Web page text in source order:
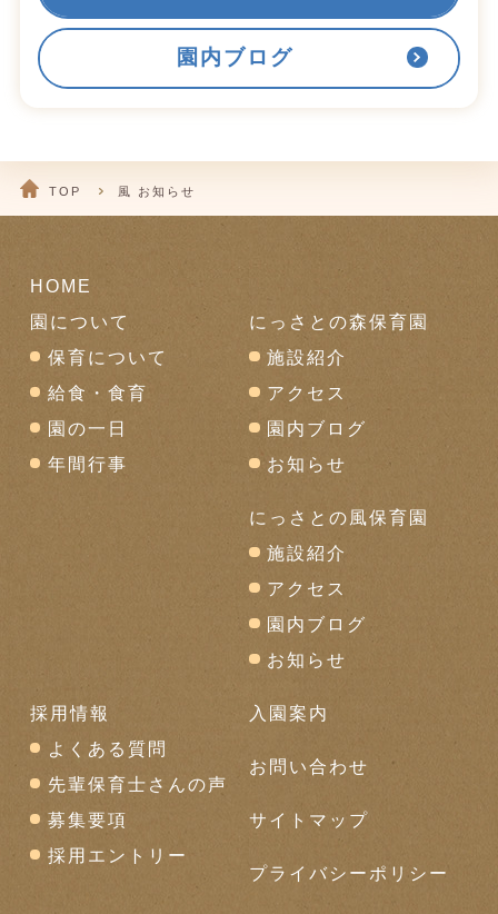
園内ブログ
TOP 風 お知らせ
HOME
園について
保育について
給食・食育
園の一日
年間行事
にっさとの森保育園
施設紹介
アクセス
園内ブログ
お知らせ
にっさとの風保育園
施設紹介
アクセス
園内ブログ
お知らせ
採用情報
よくある質問
先輩保育士さんの声
募集要項
採用エントリー
入園案内
お問い合わせ
サイトマップ
プライバシーポリシー